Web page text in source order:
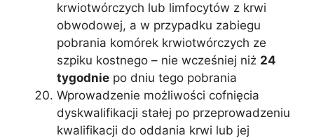
krwiotwórczych lub limfocytów z krwi
obwodowej, a w przypadku zabiegu
pobrania komórek krwiotwórczych ze
szpiku kostnego – nie wcześniej niż 24
tygodnie po dniu tego pobrania
Wprowadzenie możliwości cofnięcia
dyskwalifikacji stałej po przeprowadzeniu
kwalifikacji do oddania krwi lub jej